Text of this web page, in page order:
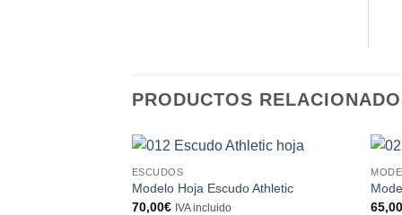
PRODUCTOS
ESCUDOS
Modelo Hoja Escudo Athletic
70,00€ IVA incluido